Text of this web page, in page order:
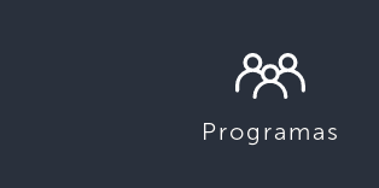
Programas